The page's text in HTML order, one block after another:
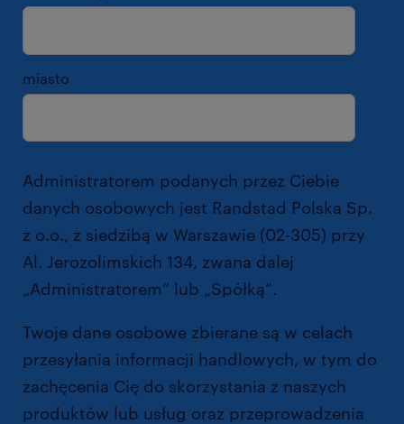
miasto
Administratorem podanych przez Ciebie
danych osobowych jest Randstad Polska Sp.
z o.o., z siedzibą w Warszawie (02-305) przy
Al. Jerozolimskich 134, zwana dalej
„Administratorem” lub „Spółką”.
Twoje dane osobowe zbierane są w celach
przesyłania informacji handlowych, w tym do
zachęcenia Cię do skorzystania z naszych
produktów lub usług oraz przeprowadzenia